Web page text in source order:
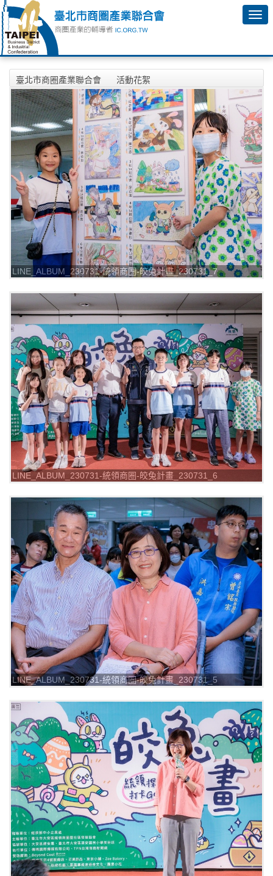
臺北市商圈產業聯合會
活動花絮
2023年07月31日-統領商圈-皎兔計畫活動相本
LINE_ALBUM_230731-統領商圈-皎兔計畫_230731_7
LINE_ALBUM_230731-統領商圈-皎兔計畫_230731_6
LINE_ALBUM_230731-統領商圈-皎兔計畫_230731_5